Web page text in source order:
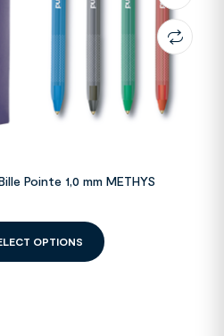
Pointe 1,0 mm METHYS
OPTIONS